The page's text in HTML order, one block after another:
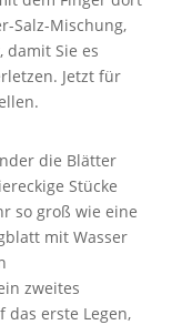
Salz-Mischung,
damit Sie es
Jetzt für
die Blätter
Stücke
so groß wie eine
mit Wasser
zweites
erste Legen,